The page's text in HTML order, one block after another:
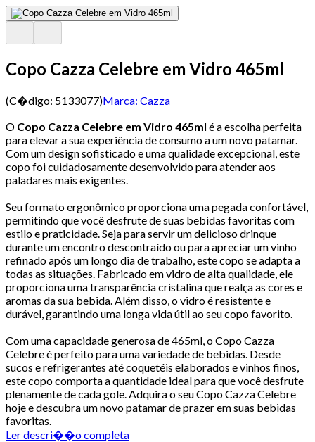
Copo Cazza Celebre em Vidro 465ml
(C�digo: 5133077)Marca: Cazza
O Copo Cazza Celebre em Vidro 465ml é a escolha perfeita
para elevar a sua experiência de consumo a um novo patamar.
Com um design sofisticado e uma qualidade excepcional, este
copo foi cuidadosamente desenvolvido para atender aos
paladares mais exigentes.
Seu formato ergonômico proporciona uma pegada confortável,
permitindo que você desfrute de suas bebidas favoritas com
estilo e praticidade. Seja para servir um delicioso drinque
durante um encontro descontraído ou para apreciar um vinho
refinado após um longo dia de trabalho, este copo se adapta a
todas as situações. Fabricado em vidro de alta qualidade, ele
proporciona uma transparência cristalina que realça as cores e
aromas da sua bebida. Além disso, o vidro é resistente e
durável, garantindo uma longa vida útil ao seu copo favorito.
Com uma capacidade generosa de 465ml, o Copo Cazza
Celebre é perfeito para uma variedade de bebidas. Desde
sucos e refrigerantes até coquetéis elaborados e vinhos finos,
este copo comporta a quantidade ideal para que você desfrute
plenamente de cada gole. Adquira o seu Copo Cazza Celebre
hoje e descubra um novo patamar de prazer em suas bebidas
favoritas.
Ler descri��o completa